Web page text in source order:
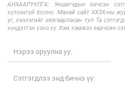
АНХААРУУЛГА: Уншигчдын бичсэн
хүлээхгүй болно. Манай сайт ХХЗХ-ны
үг, хэллэгийг хязгаарласан тул Та
хүндэтгэн үзнэ үү. Хэм хэмжээ зөрчсөн